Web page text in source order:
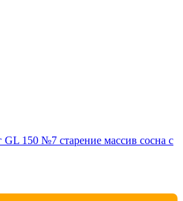
150 №7 старение массив сосна с